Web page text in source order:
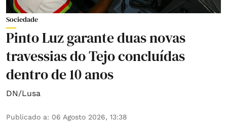
Sociedade
Pinto Luz garante duas novas
travessias do Tejo concluídas
dentro de 10 anos
DN/Lusa
Publicado a: 06 Agosto 2026, 13:38